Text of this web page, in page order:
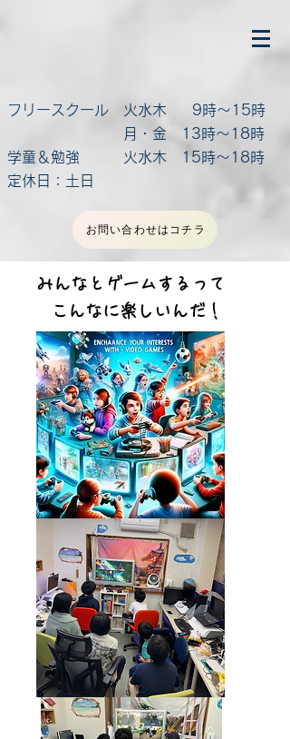
フリースクール 火水木 9時～15時
月・金 13時～18時
学童＆勉強 火水木 15時～18時
定休日：土日
お問い合わせはコチラ
​みんなとゲームするって
​こんなに楽しいんだ！